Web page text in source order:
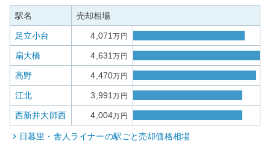
駅名 売却相場
足立小台 4,071万円
扇大橋 4,631万円
高野 4,470万円
江北 3,991万円
西新井大師西 4,004万円
日暮里・舎人ライナーの駅ごと売却価格相場